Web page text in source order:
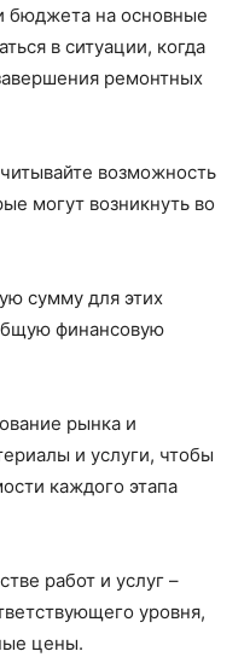
бюджета на основные
в ситуации, когда
ремонтных
возможность
могут возникнуть во
сумму для этих
финансовую
рынка и
и услуги, чтобы
каждого этапа
работ и услуг –
уровня,
цены.